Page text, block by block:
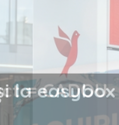
și la